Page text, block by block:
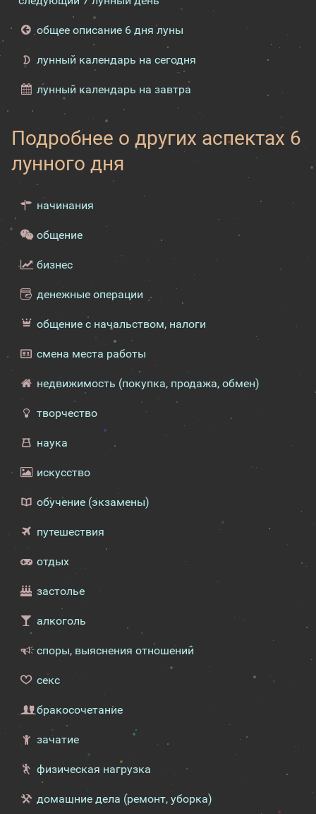
общее описание 6 дня луны
лунный календарь на сегодня
лунный календарь на завтра
Подробнее о других аспектах 6
лунного дня
начинания
общение
бизнес
денежные операции
общение с начальством, налоги
смена места работы
недвижимость (покупка, продажа, обмен)
творчество
наука
искусство
обучение (экзамены)
путешествия
отдых
застолье
алкоголь
споры, выяснения отношений
секс
бракосочетание
зачатие
физическая нагрузка
домашние дела (ремонт, уборка)